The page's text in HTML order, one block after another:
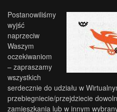
Postanowiliśmy
wyjść
naprzeciw
Waszym
oczekiwaniom
– zapraszamy
wszystkich
serdecznie do udziału w
przebiegniecie/przejdziecie
zamieszkania lub w innym